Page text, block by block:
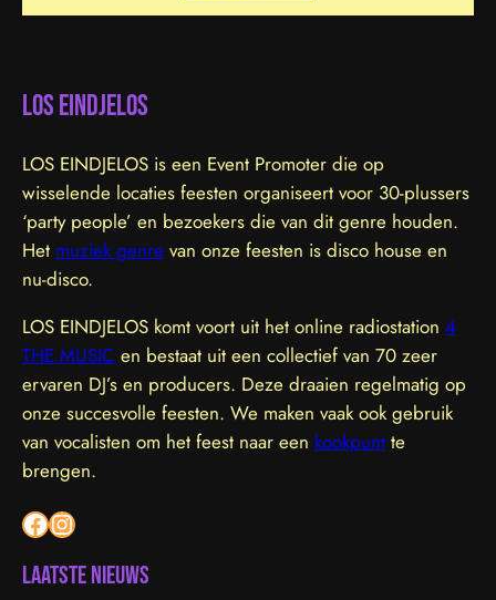
LOS EINDJELOS
LOS EINDJELOS is een Event Promoter die op
wisselende locaties feesten organiseert voor 30-plussers
‘party people’ en bezoekers die van dit genre houden.
Het muziek genre van onze feesten is disco house en
nu-disco.
LOS EINDJELOS komt voort uit het online radiostation 4
THE MUSIC en bestaat uit een collectief van 70 zeer
ervaren DJ’s en producers. Deze draaien regelmatig op
onze succesvolle feesten. We maken vaak ook gebruik
van vocalisten om het feest naar een kookpunt te
brengen.
Facebook Instagram
Laatste nieuws